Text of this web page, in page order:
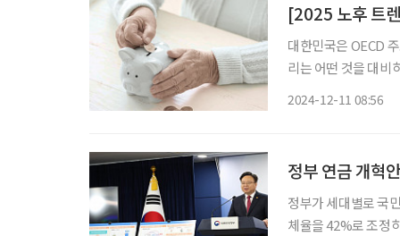
[2025 노후 트
대한민국은 OECD
리는 어떤 것을 대비
2024-12-11 08:56
정부가 세대별로 국
체율을 42%로 조정